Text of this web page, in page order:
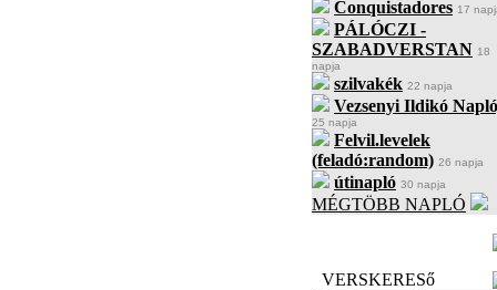
Conquistadores 17
PÁLÓCZI -
SZABADVERSTAN 18
napja
szilvakék 22 napja
Vezsenyi Ildikó
25 napja
Felvil.levelek
(feladó:random) 26 napja
útinapló 30 napja
MÉGTÖBB NAPLÓ
VERSKERESő